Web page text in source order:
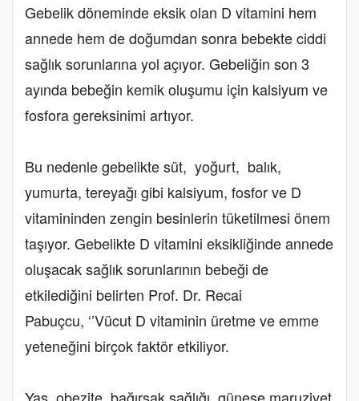
Gebelik döneminde eksik olan D vitamini hem
annede hem de doğumdan sonra bebekte ciddi
sağlık sorunlarına yol açıyor. Gebeliğin son 3
ayında bebeğin kemik oluşumu için kalsiyum ve
fosfora gereksinimi artıyor.
Bu nedenle gebelikte süt, yoğurt, balık,
yumurta, tereyağı gibi kalsiyum, fosfor ve D
vitamininden zengin besinlerin tüketilmesi önem
taşıyor. Gebelikte D vitamini eksikliğinde annede
oluşacak sağlık sorunlarının bebeği de
etkilediğini belirten Prof. Dr. Recai
Pabuçcu, ‘’Vücut D vitaminin üretme ve emme
yeteneğini birçok faktör etkiliyor.